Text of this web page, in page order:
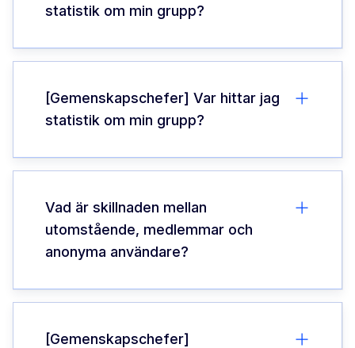
statistik om min grupp?
[Gemenskapschefer] Var hittar jag
statistik om min grupp?
Vad är skillnaden mellan
utomstående, medlemmar och
anonyma användare?
[Gemenskapschefer]